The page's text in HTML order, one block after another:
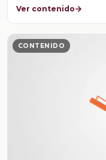
Ver contenido
CONTENIDO